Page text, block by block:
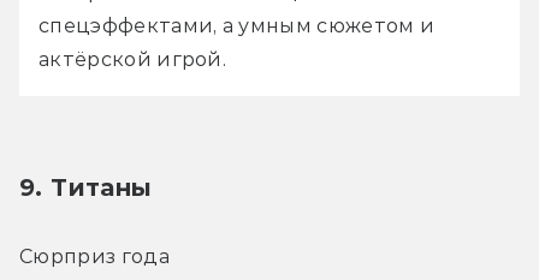
спецэффектами, а умным сюжетом и
актёрской игрой.
9. Титаны
Сюрприз года